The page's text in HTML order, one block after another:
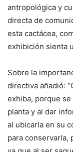
antropológica y
directa de
esta cactácea,
exhibición sienta
Sobre la
directiva añadió:
exhiba, porque
planta y al dar
al ubicarla en su
para conservarla,